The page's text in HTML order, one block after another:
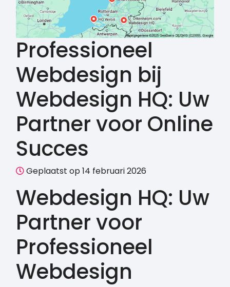
Professioneel
Webdesign bij
Webdesign HQ: Uw
Partner voor Online
Succes
Geplaatst op 14 februari 2026
Webdesign HQ: Uw
Partner voor
Professioneel
Webdesign